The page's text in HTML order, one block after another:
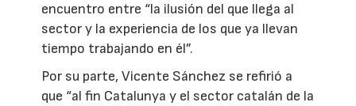
encuentro entre “la ilusión del que llega al
sector y la experiencia de los que ya llevan
tiempo trabajando en él”.
Por su parte, Vicente Sánchez se refirió a
que “al fin Catalunya y el sector catalán de la